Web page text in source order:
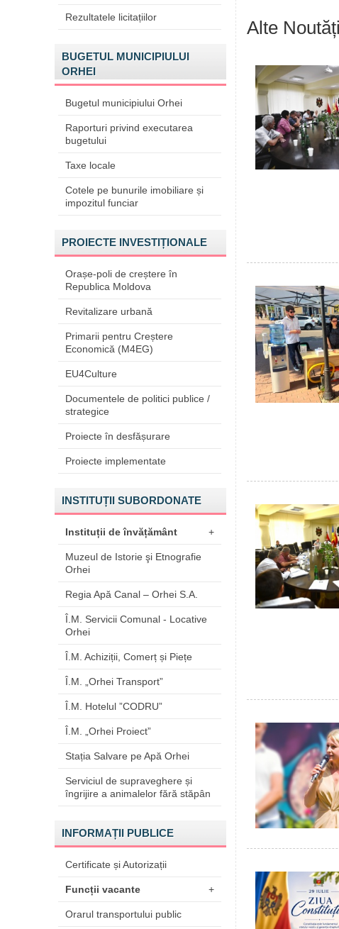
Rezultatele licitațiilor
BUGETUL MUNICIPIULUI
ORHEI
Bugetul municipiului Orhei
Raporturi privind executarea
bugetului
Taxe locale
Cotele pe bunurile imobiliare și
impozitul funciar
PROIECTE INVESTIȚIONALE
Orașe-poli de creștere în
Republica Moldova
Revitalizare urbană
Primarii pentru Creștere
Economică (M4EG)
EU4Culture
Documentele de politici publice /
strategice
Proiecte în desfășurare
Proiecte implementate
INSTITUȚII SUBORDONATE
Instituții de învățământ +
Muzeul de Istorie şi Etnografie
Orhei
Regia Apă Canal – Orhei S.A.
Î.M. Servicii Comunal - Locative
Orhei
Î.M. Achiziții, Comerț și Piețe
Î.M. „Orhei Transport”
Î.M. Hotelul ”CODRU”
Î.M. „Orhei Proiect”
Stația Salvare pe Apă Orhei
Serviciul de supraveghere și
îngrijire a animalelor fără stăpân
INFORMAȚII PUBLICE
Certificate și Autorizații
Funcții vacante +
Orarul transportului public
Alte Noutăți